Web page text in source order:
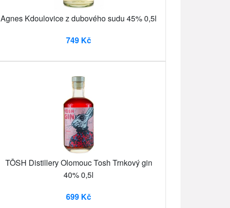
Agnes Kdoulovice z dubového sudu 45% 0,5l
749 Kč
TŌSH Distillery Olomouc Tosh Trnkový gin
40% 0,5l
699 Kč